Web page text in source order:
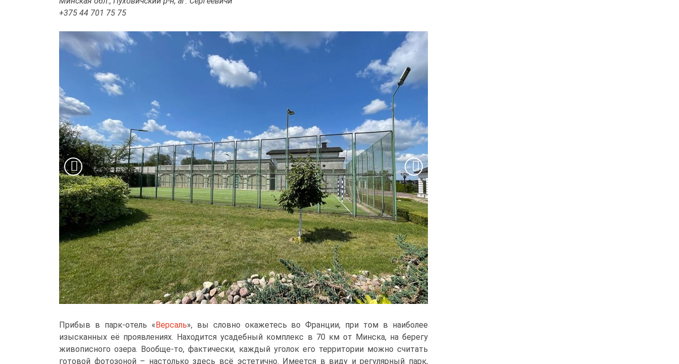
+375 44 701 75 75
Прибыв в парк-отель «Версаль», вы словно окажетесь во Франции, при том в наиболее
изысканных её проявлениях. Находится усадебный комплекс в 70 км от Минска, на берегу
живописного озера. Вообще-то, фактически, каждый уголок его территории можно считать
готовой фотозоной – настолько здесь всё эстетично. Имеется в виду и регулярный парк,